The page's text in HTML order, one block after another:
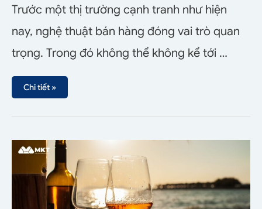
Trước một thị trường cạnh tranh như hiện
nay, nghệ thuật bán hàng đóng vai trò quan
trọng. Trong đó không thể không kể tới …
Chi tiết »